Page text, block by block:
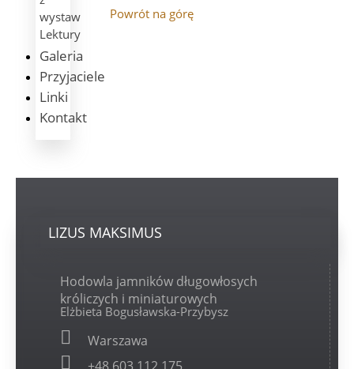
Powrót na górę
wystaw
Lektury
Galeria
Przyjaciele
Linki
Kontakt
LIZUS MAKSIMUS
Hodowla jamników długowłosych
króliczych i miniaturowych
Elżbieta Bogusławska-Przybysz
Warszawa